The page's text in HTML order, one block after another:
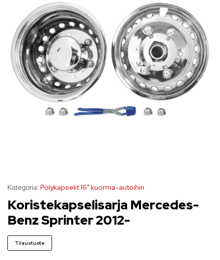
Kategoria: Pölykapselit 16" kuorma-autoihin
Koristekapselisarja Mercedes-
Benz Sprinter 2012-
Tilaustuote